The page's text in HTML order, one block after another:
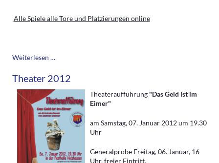
Alle Spiele alle Tore und Platzierungen online
Weiterlesen …
Theater 2012
Theateraufführung "Das Geld ist im
Eimer"
am Samstag, 07. Januar 2012 um 19.30
Uhr
Generalprobe Freitag, 06. Januar, 16
Uhr, freier Eintritt.